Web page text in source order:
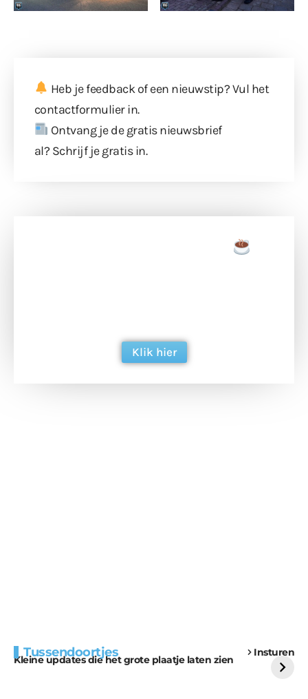
Heb je feedback of een nieuwstip? Vul het
contactformulierin.
Ontvang je de gratis nieuwsbrief
al? Schrijf je gratis in.
Klik hier
Tussendoortjes Insturen
Kleine updates die het grote plaatje laten zien
voor kabouters
uitdaging